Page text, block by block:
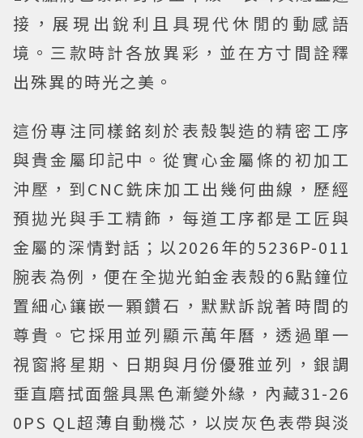
接，展現出銳利且具現代休閒的動感語
境。三款時計各放異彩，並在方寸間詮釋
出殊異的時光之美。
這份專注同樣銘刻於表殼製造的精密工序
與貴金屬印記中。從實心金屬條的初加工
沖壓，到CNC銑床加工出幾何曲線，歷經
預拋光與手工精飾，每道工序都是工匠與
金屬的深情對話；以2026年的5236P-011
腕表為例，便在全拋光鉑金表殼的6點鐘位
置細心鑲嵌一顆鑽石，默默訴說著時間的
尊貴。它採用並列顯示萬年曆，透過單一
視窗將星期、日期與月份優雅並列，銀調
垂直磨拭面盤具黑色漸變外緣，內藏31-26
0PS QL超薄自動機芯，以炭灰色表帶與淡